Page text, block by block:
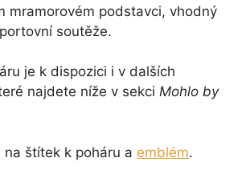
mramorovém podstavci, vhodný
soutěže.
je k dispozici i v dalších
najdete níže v sekci Mohlo by
na štítek k poháru a emblém.